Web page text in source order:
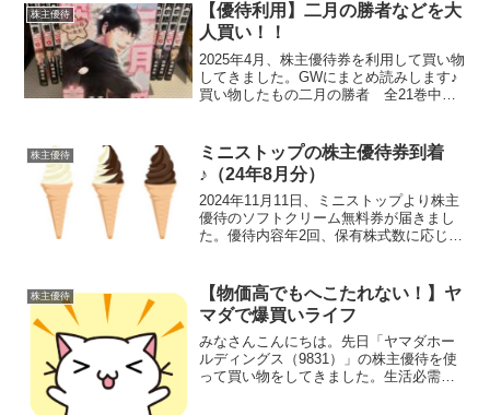
株主優待
【優待利用】二月の勝者などを大
人買い！！
2025年4月、株主優待券を利用して買い物
してきました。GWにまとめ読みします♪
買い物したもの二月の勝者 全21巻中学
みね学習本（まんが）、アニメDVD子ど
もが欲しがっ...
株主優待
ミニストップの株主優待券到着
♪（24年8月分）
2024年11月11日、ミニストップより株主
優待のソフトクリーム無料券が届きまし
た。優待内容年2回、保有株式数に応じて
ズ無料券を進呈（権利月は毎年2月末と8
月末）保有...
株主優待
【物価高でもへこたれない！】ヤ
マダで爆買いライフ
みなさんこんにちは。先日「ヤマダホー
ルディングス（9831）」の株主優待を使
って買い物をしてきました。生活必需品